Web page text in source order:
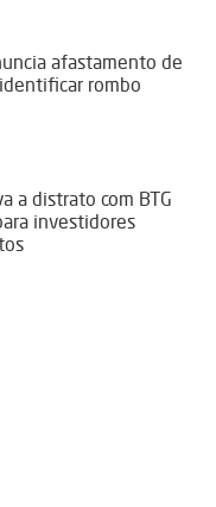
afastamento de
rombo
a distrato com BTG
investidores